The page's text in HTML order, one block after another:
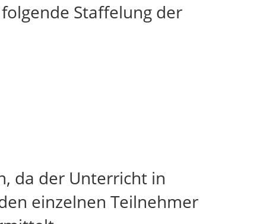
Staffelung der
da der Unterricht in
einzelnen Teilnehmer